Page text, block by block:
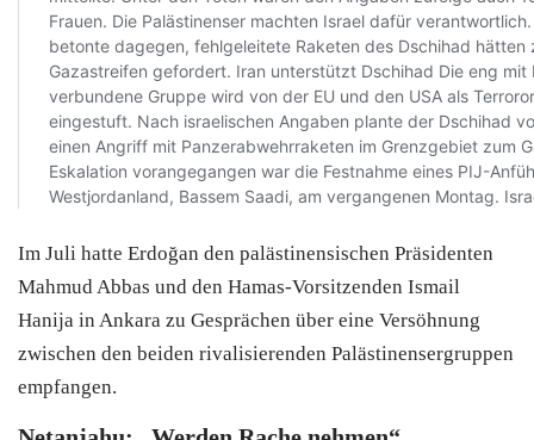
Im Juli hatte Erdoğan den palästinensischen Präsidenten
Mahmud Abbas und den Hamas-Vorsitzenden Ismail
Hanija in Ankara zu Gesprächen über eine Versöhnung
zwischen den beiden rivalisierenden Palästinensergruppen
empfangen.